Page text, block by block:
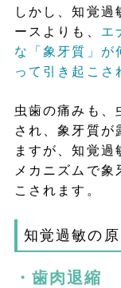
しかし、知覚
ースよりも、 エ
な「象牙質」が
って引き起こさ
虫歯の痛みも、
され、象牙質が
ますが、知覚過
メカニズムで
こされます。
知覚過敏の原
・歯肉退縮